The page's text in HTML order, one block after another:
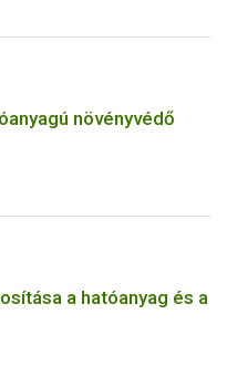
növényvédő
a hatóanyag és a